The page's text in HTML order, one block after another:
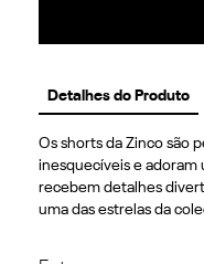
Detalhes do Produto
Os shorts da Zinco são
inesquecíveis e adoram
recebem detalhes
uma das estrelas da